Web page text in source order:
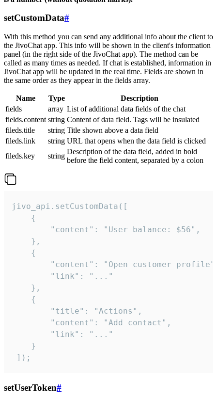
setCustomData#
With this method you can send any additional info about the client to
the JivoChat app. This info will be shown in the client's information
panel (in the right side of the JivoChat app). The method can be
called as many times as needed. If chat is established, information in
JivoChat app will be updated in the real time. Fields are shown in
the same order as they appear in the fields array.
Name Type
Description
fields
array List of additional data fields of the chat
fields.content string Content of data field. Tags will be insulated
fileds.title
string Title shown above a data field
fileds.link
string URL that opens when the data field is clicked
fileds.key
string
Description of the data field, added in bold
before the field content, separated by a colon
jivo_api.setCustomData([
    {
        "content": "User balance: $56",
    },
    {
"content": "Open customer
        "link": "..."
    },
    {
        "title": "Actions",
        "content": "Add contact",
        "link": "..."
    }
]);
setUserToken#